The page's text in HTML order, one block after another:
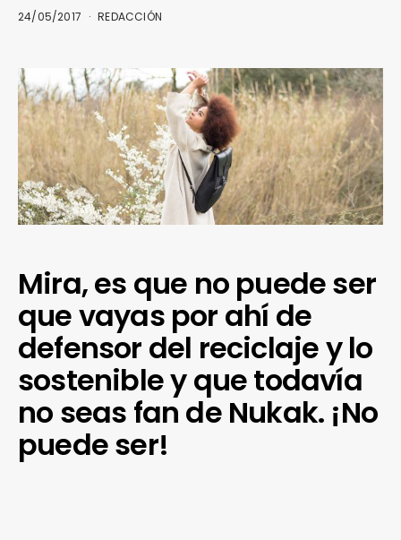
24/05/2017 REDACCIÓN
Mira, es que no puede ser
que vayas por ahí de
defensor del reciclaje y lo
sostenible y que todavía
no seas fan de Nukak. ¡No
puede ser!